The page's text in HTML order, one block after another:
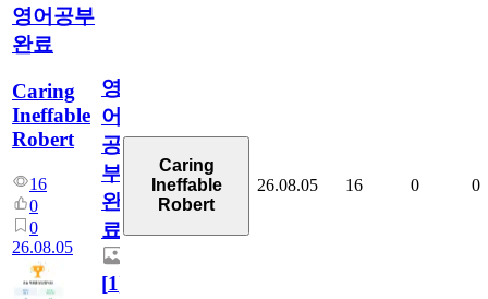
영어공부
완료
Caring
Ineffable
Robert
16
0
0
26.08.05
영
어
공
부
완
료
[1]
Caring
Ineffable
Robert
26.08.05 16 0 0